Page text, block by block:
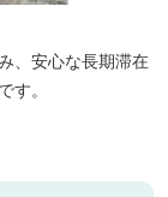
、安心な長期滞在
す。